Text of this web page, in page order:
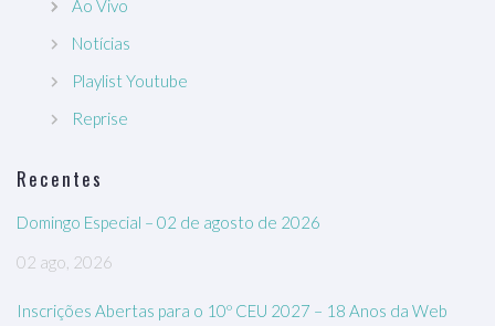
Ao Vivo
Notícias
Playlist Youtube
Reprise
Recentes
Domingo Especial – 02 de agosto de 2026
02 ago, 2026
Inscrições Abertas para o 10º CEU 2027 – 18 Anos da Web